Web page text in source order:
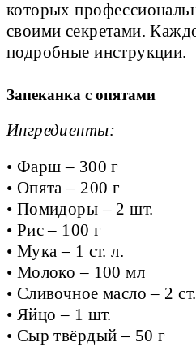
которых
своими секретами.
подробные инструкции.
Запеканка с опятами
Ингредиенты:
• Фарш – 300 г
• Опята – 200 г
• Помидоры – 2 шт.
• Рис – 100 г
• Мука – 1 ст. л.
• Молоко – 100 мл
• Сливочное масло – 2
• Яйцо – 1 шт.
• Сыр твёрдый – 50 г